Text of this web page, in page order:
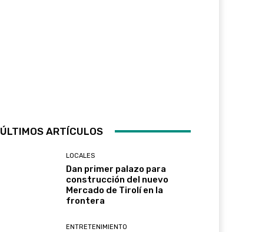
ÚLTIMOS ARTÍCULOS
LOCALES
Dan primer palazo para
construcción del nuevo
Mercado de Tirolí en la
frontera
ENTRETENIMIENTO